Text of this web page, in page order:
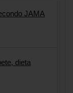
JAMA
dieta